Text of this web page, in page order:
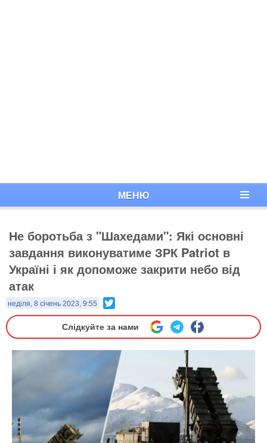
МЕНЮ
Не боротьба з "Шахедами": Які основні
завдання виконуватиме ЗРК Patriot в
Україні і як допоможе закрити небо від
атак
неділя, 8 січень 2023, 9:55
Слідкуйте за нами